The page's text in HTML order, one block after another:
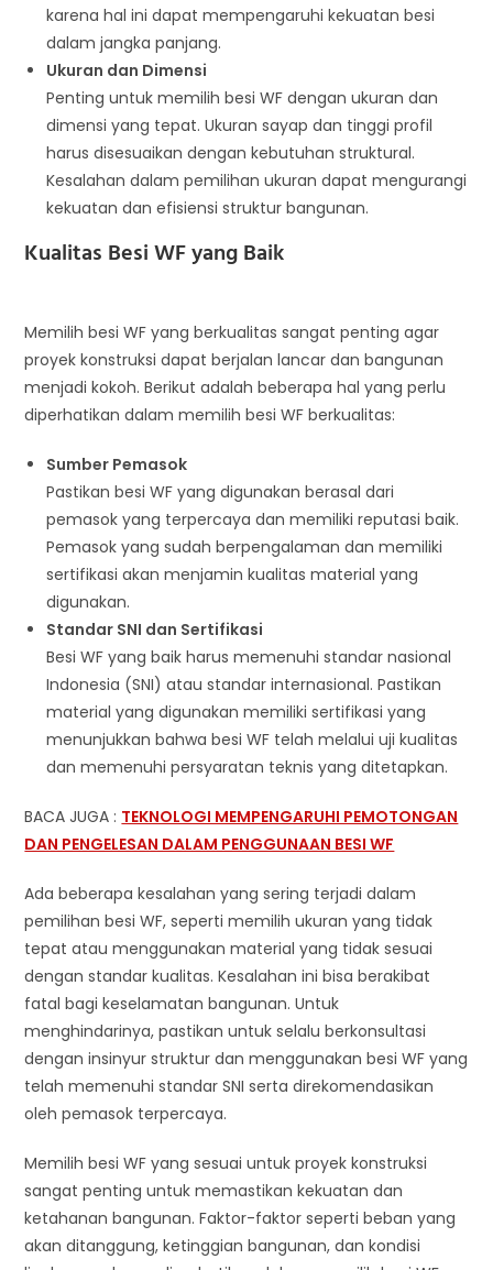
karena hal ini dapat mempengaruhi kekuatan besi
dalam jangka panjang.
Ukuran dan Dimensi
Penting untuk memilih besi WF dengan ukuran dan
dimensi yang tepat. Ukuran sayap dan tinggi profil
harus disesuaikan dengan kebutuhan struktural.
Kesalahan dalam pemilihan ukuran dapat mengurangi
kekuatan dan efisiensi struktur bangunan.
Kualitas Besi WF yang Baik
Memilih besi WF yang berkualitas sangat penting agar
proyek konstruksi dapat berjalan lancar dan bangunan
menjadi kokoh. Berikut adalah beberapa hal yang perlu
diperhatikan dalam memilih besi WF berkualitas:
Sumber Pemasok
Pastikan besi WF yang digunakan berasal dari
pemasok yang terpercaya dan memiliki reputasi baik.
Pemasok yang sudah berpengalaman dan memiliki
sertifikasi akan menjamin kualitas material yang
digunakan.
Standar SNI dan Sertifikasi
Besi WF yang baik harus memenuhi standar nasional
Indonesia (SNI) atau standar internasional. Pastikan
material yang digunakan memiliki sertifikasi yang
menunjukkan bahwa besi WF telah melalui uji kualitas
dan memenuhi persyaratan teknis yang ditetapkan.
BACA JUGA : TEKNOLOGI MEMPENGARUHI PEMOTONGAN
DAN PENGELESAN DALAM PENGGUNAAN BESI WF
Ada beberapa kesalahan yang sering terjadi dalam
pemilihan besi WF, seperti memilih ukuran yang tidak
tepat atau menggunakan material yang tidak sesuai
dengan standar kualitas. Kesalahan ini bisa berakibat
fatal bagi keselamatan bangunan. Untuk
menghindarinya, pastikan untuk selalu berkonsultasi
dengan insinyur struktur dan menggunakan besi WF yang
telah memenuhi standar SNI serta direkomendasikan
oleh pemasok terpercaya.
Memilih besi WF yang sesuai untuk proyek konstruksi
sangat penting untuk memastikan kekuatan dan
ketahanan bangunan. Faktor-faktor seperti beban yang
akan ditanggung, ketinggian bangunan, dan kondisi